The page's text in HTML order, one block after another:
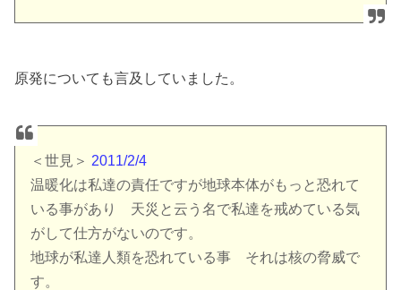
原発についても言及していました。
＜世見＞ 2011/2/4
温暖化は私達の責任ですが地球本体がもっと恐れて
いる事があり 天災と云う名で私達を戒めている気
がして仕方がないのです。
地球が私達人類を恐れている事 それは核の脅威で
す。